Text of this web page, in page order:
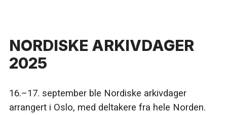
NORDISKE ARKIVDAGER
2025
16.–17. september ble Nordiske arkivdager
arrangert i Oslo, med deltakere fra hele Norden.